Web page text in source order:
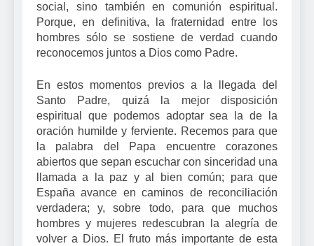
social, sino también en comunión espiritual.
Porque, en definitiva, la fraternidad entre los
hombres sólo se sostiene de verdad cuando
reconocemos juntos a Dios como Padre.
En estos momentos previos a la llegada del
Santo Padre, quizá la mejor disposición
espiritual que podemos adoptar sea la de la
oración humilde y ferviente. Recemos para que
la palabra del Papa encuentre corazones
abiertos que sepan escuchar con sinceridad una
llamada a la paz y al bien común; para que
España avance en caminos de reconciliación
verdadera; y, sobre todo, para que muchos
hombres y mujeres redescubran la alegría de
volver a Dios. El fruto más importante de esta